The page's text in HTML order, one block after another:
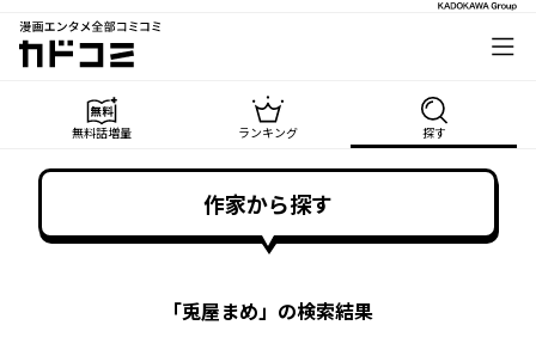
漫画エンタメ全部コミコミ
カドコミ
無料話増量 ランキング 探す
作家から探す
「兎屋まめ」の検索結果